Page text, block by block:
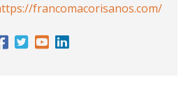
francomacorisanos.com/